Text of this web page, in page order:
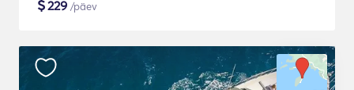
$229 /päev